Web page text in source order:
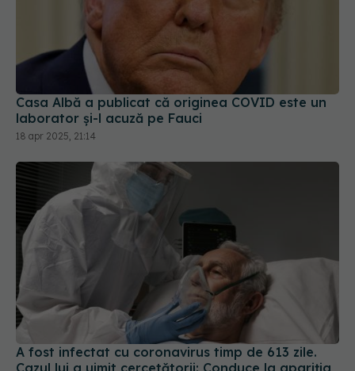
Casa Albă a publicat că originea COVID este un
laborator și-l acuză pe Fauci
18 apr 2025, 21:14
A fost infectat cu coronavirus timp de 613 zile.
Cazul lui a uimit cercetătorii: Conduce la apariția
unor variante unice, sensibile